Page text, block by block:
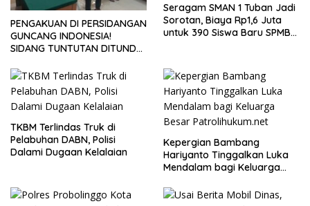
PENGAKUAN DI PERSIDANGAN
GUNCANG INDONESIA!
SIDANG TUNTUTAN DITUNDA,
MENGAMUK DI PN MALANG
Seragam SMAN 1 Tuban Jadi
Sorotan, Biaya Rp1,6 Juta
untuk 390 Siswa Baru SPMB
TKBM Terlindas Truk di
Pelabuhan DABN, Polisi
Dalami Dugaan Kelalaian
Kepergian Bambang
Hariyanto Tinggalkan Luka
Mendalam bagi Keluarga